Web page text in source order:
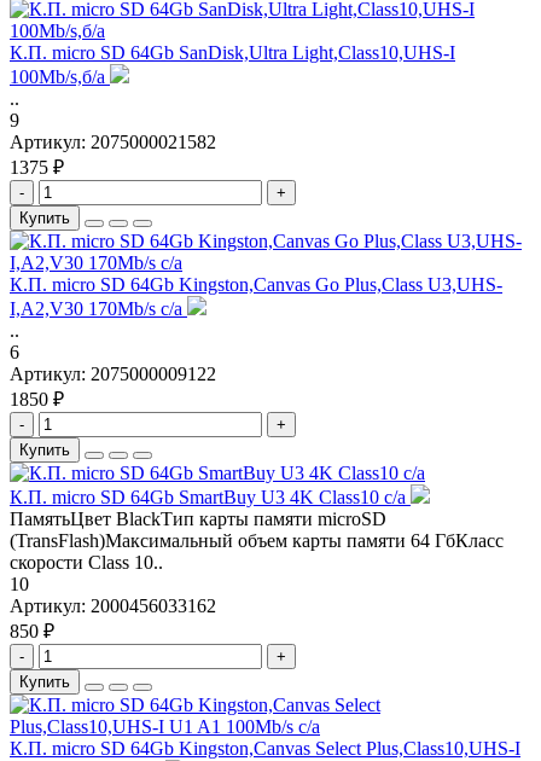
К.П. micro SD 64Gb SanDisk,Ultra Light,Class10,UHS-I
100Mb/s,б/а
..
9
Артикул: 2075000021582
1375 ₽
-
+
Купить
К.П. micro SD 64Gb Kingston,Canvas Go Plus,Class U3,UHS-
I,A2,V30 170Mb/s с/а
..
6
Артикул: 2075000009122
1850 ₽
-
+
Купить
К.П. micro SD 64Gb SmartBuy U3 4K Class10 с/а
ПамятьЦвет BlackТип карты памяти microSD
(TransFlash)Максимальный объем карты памяти 64 ГбКласс
скорости Class 10..
10
Артикул: 2000456033162
850 ₽
-
+
Купить
К.П. micro SD 64Gb Kingston,Canvas Select Plus,Class10,UHS-I